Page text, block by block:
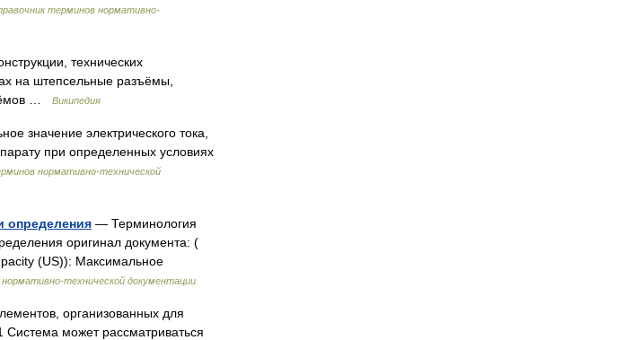
терминов нормативно-
технических
на штепсельные разъёмы,
…
Википедия
значение электрического тока,
при определенных условиях
нормативно-технической
определения — Терминология
оригинал документа: (
(US)): Максимальное
технической документации
организованных для
может рассматриваться